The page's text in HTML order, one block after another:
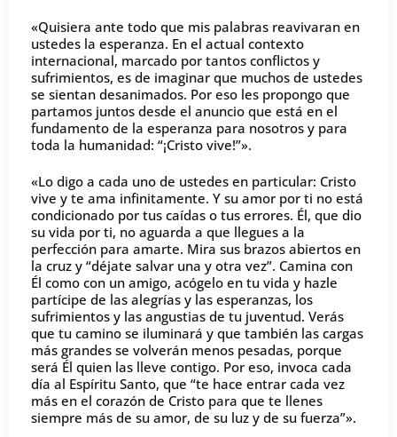
«Quisiera ante todo que mis palabras reavivaran en
ustedes la esperanza. En el actual contexto
internacional, marcado por tantos conflictos y
sufrimientos, es de imaginar que muchos de ustedes
se sientan desanimados. Por eso les propongo que
partamos juntos desde el anuncio que está en el
fundamento de la esperanza para nosotros y para
toda la humanidad: “¡Cristo vive!”».
«Lo digo a cada uno de ustedes en particular: Cristo
vive y te ama infinitamente. Y su amor por ti no está
condicionado por tus caídas o tus errores. Él, que dio
su vida por ti, no aguarda a que llegues a la
perfección para amarte. Mira sus brazos abiertos en
la cruz y “déjate salvar una y otra vez”. Camina con
Él como con un amigo, acógelo en tu vida y hazle
partícipe de las alegrías y las esperanzas, los
sufrimientos y las angustias de tu juventud. Verás
que tu camino se iluminará y que también las cargas
más grandes se volverán menos pesadas, porque
será Él quien las lleve contigo. Por eso, invoca cada
día al Espíritu Santo, que “te hace entrar cada vez
más en el corazón de Cristo para que te llenes
siempre más de su amor, de su luz y de su fuerza”».